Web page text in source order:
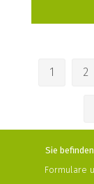
1 2
Sie
Formulare